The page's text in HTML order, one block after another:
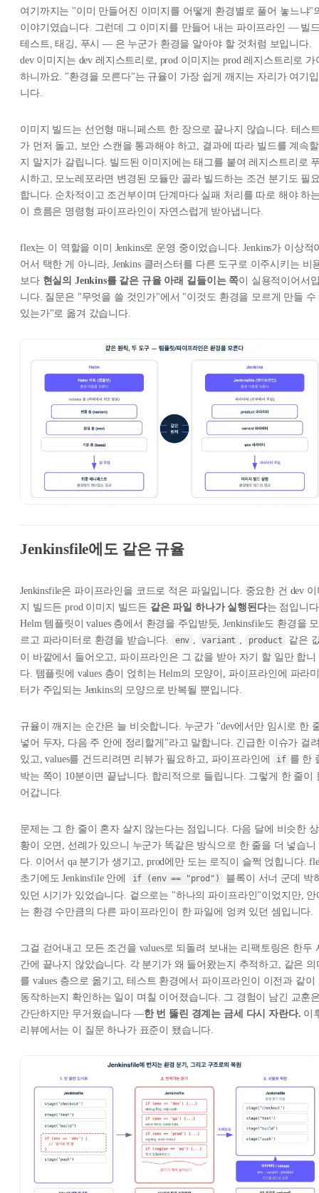
여기까지는 "이미 만들어진 이미지를 어떻게 환경별로 풀어 놓느냐"
이야기였습니다. 그런데 그 이미지를 만들어 내는 파이프라인 — 빌
테스트, 태깅, 푸시 — 은 누군가 환경을 알아야 할 것처럼 보입니다.
dev 이미지는 dev 레지스트리로, prod 이미지는 prod 레지스트리로 가
하니까요. "환경을 모른다"는 규율이 가장 쉽게 깨지는 자리가 여기입
니다.
이미지 빌드는 선언형 매니페스트 한 장으로 끝나지 않습니다. 테스
가 먼저 돌고, 보안 스캔을 통과해야 하고, 결과에 따라 빌드를 계속할
지 말지가 갈립니다. 빌드된 이미지에는 태그를 붙여 레지스트리로
시하고, 모노레포라면 변경된 모듈만 골라 빌드하는 조건 분기도 필
합니다. 순차적이고 조건부이며 단계마다 실패 처리를 따로 해야 하
이 흐름은 명령형 파이프라인이 자연스럽게 받아냅니다.
flex는 이 역할을 이미 Jenkins로 운영 중이었습니다. Jenkins가 이상적
어서 택한 게 아니라, Jenkins 클러스터를 다른 도구로 이주시키는 비
보다 현실의 Jenkins를 같은 규율 아래 길들이는 쪽이 실용적이어서
니다. 질문은 "무엇을 쓸 것인가"에서 "이것도 환경을 모르게 만들 수
있는가"로 옮겨 갔습니다.
Jenkinsfile에도 같은 규율
Jenkinsfile은 파이프라인을 코드로 적은 파일입니다. 중요한 건 dev 이
지 빌드든 prod 이미지 빌드든 같은 파일 하나가 실행된다는 점입니
Helm 템플릿이 values 층에서 환경을 주입받듯, Jenkinsfile도 환경을 모
르고 파라미터로 환경을 받습니다.
env variant product
같은
이 바깥에서 들어오고, 파이프라인은 그 값을 받아 자기 할 일만 합니
다. 템플릿에 values 층이 얹히는 Helm의 모양이, 파이프라인에 파라
터가 주입되는 Jenkins의 모양으로 반복될 뿐입니다.
규율이 깨지는 순간은 늘 비슷합니다. 누군가 "dev에서만 임시로 한
넣어 두자, 다음 주 안에 정리할게"라고 말합니다. 긴급한 이슈가 걸
있고, values를 건드리려면 리뷰가 필요하고, 파이프라인에
if 를 한
박는 쪽이 10분이면 끝납니다. 합리적으로 들립니다. 그렇게 한 줄이
어갑니다.
문제는 그 한 줄이 혼자 살지 않는다는 점입니다. 다음 달에 비슷한 상
황이 오면, 선례가 있으니 누군가 똑같은 방식으로 한 줄을 더 넣습니
다. 이어서 qa 분기가 생기고, prod에만 도는 로직이 슬쩍 얹힙니다.
초기에도 Jenkinsfile 안에
if (env == "prod")
블록이 서너 군데 박
있던 시기가 있었습니다. 겉으로는 "하나의 파이프라인"이었지만, 안
는 환경 수만큼의 다른 파이프라인이 한 파일에 엉켜 있던 셈입니다.
그걸 걷어내고 모든 조건을 values로 되돌려 보내는 리팩토링은 한두
간에 끝나지 않았습니다. 각 분기가 왜 들어왔는지 추적하고, 같은 의
를 values 층으로 옮기고, 테스트 환경에서 파이프라인이 이전과 같이
동작하는지 확인하는 일이 며칠 이어졌습니다. 그 경험이 남긴 교훈
간단하지만 무거웠습니다 —한 번 뚫린 경계는 금세 다시 자란다. 이
리뷰에서는 이 질문 하나가 표준이 됐습니다.